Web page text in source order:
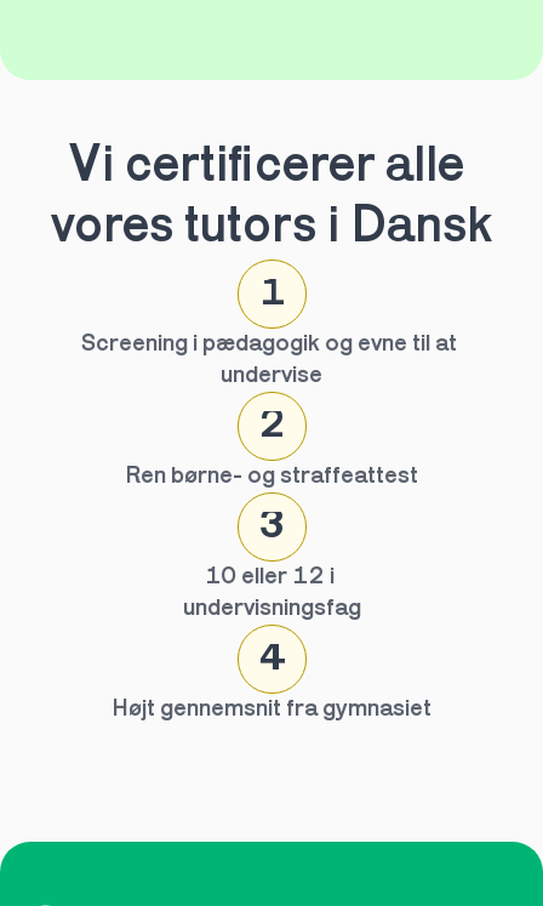
Vi certificerer alle
vores tutors i Dansk
1
Screening i pædagogik og evne til at
undervise
2
Ren børne- og straffeattest
3
10 eller 12 i
undervisningsfag
4
Højt gennemsnit fra gymnasiet